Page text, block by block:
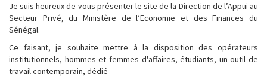
Je suis heureux de vous présenter le site de la Direction de l’Appui au
Secteur Privé, du Ministère de l’Economie et des Finances du
Sénégal.
Ce faisant, je souhaite mettre à la disposition des opérateurs
institutionnels, hommes et femmes d'affaires, étudiants, un outil de
travail contemporain, dédié